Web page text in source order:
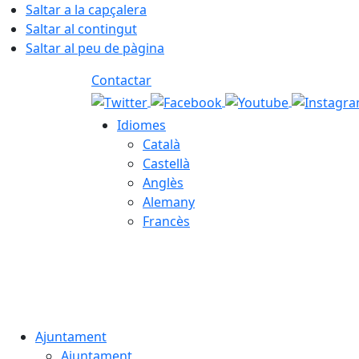
Saltar a la capçalera
Saltar al contingut
Saltar al peu de pàgina
Contactar
Idiomes
Català
Castellà
Anglès
Alemany
Francès
Ajuntament